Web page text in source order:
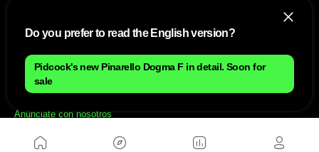
NOSOTROS
Mapa del sitio
Anúnciate con nosotros
Política de privacidad
Contacto
Do you prefer to read the English version?
Pidcock's new Pinarello Dogma F in detail. Soon for
sale